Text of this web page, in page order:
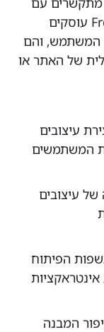
האתר או האפליקציה. מפתחי Frontend עוסקים
המשתמש, והם
של האתר או
עיצובים
המשתמשים
עיצובים
הפיתוח
אינטראקציות
המבנה